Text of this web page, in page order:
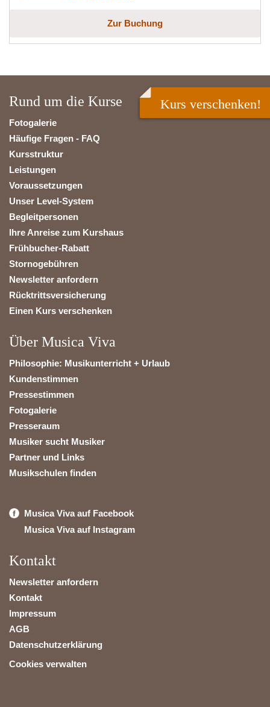
Zur Buchung
Rund um die Kurse
Fotogalerie
Häufige Fragen - FAQ
Kursstruktur
Leistungen
Voraussetzungen
Unser Level-System
Begleitpersonen
Ihre Anreise zum Kurshaus
Frühbucher-Rabatt
Stornogebühren
Newsletter anfordern
Rücktrittsversicherung
Einen Kurs verschenken
Über Musica Viva
Philosophie: Musikunterricht + Urlaub
Kundenstimmen
Pressestimmen
Fotogalerie
Presseraum
Musiker sucht Musiker
Partner und Links
Musikschulen finden
Musica Viva auf Facebook
Musica Viva auf Instagram
Kontakt
Newsletter anfordern
Kontakt
Impressum
AGB
Datenschutzerklärung
Cookies verwalten
Kurs verschenken!